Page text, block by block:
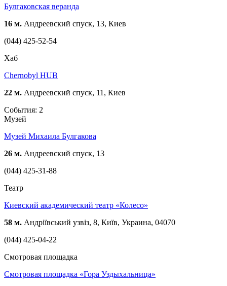
Булгаковская веранда
16 м. Андреевский спуск, 13, Киев
(044) 425-52-54
Хаб
Chernobyl HUB
22 м. Андреевский спуск, 11, Киев
События: 2
Музей
Музей Михаила Булгакова
26 м. Андреевский спуск, 13
(044) 425-31-88
Театр
Киевский академический театр «Колесо»
58 м. Андріївський узвіз, 8, Київ, Украина, 04070
(044) 425-04-22
Смотровая площадка
Смотровая площадка «Гора Уздыхальница»